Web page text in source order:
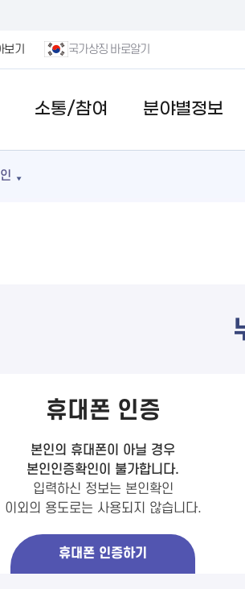
기 국가상징 바로알기
소통/참여 분야별정보
휴대폰 인증
본인의 휴대폰이 아닐 경우
본인인증확인이 불가합니다.
입력하신 정보는 본인확인
이외의 용도로는 사용되지 않습니다.
휴대폰 인증하기